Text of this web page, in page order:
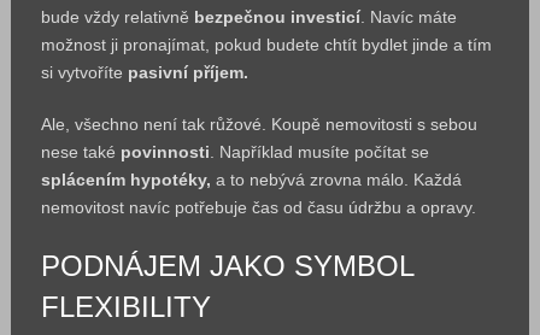
bude vždy relativně bezpečnou investicí. Navíc máte
možnost ji pronajímat, pokud budete chtít bydlet jinde a tím
si vytvoříte pasivní příjem.
Ale, všechno není tak růžové. Koupě nemovitosti s sebou
nese také povinnosti . Například musíte počítat se
splácením hypotéky, a to nebývá zrovna málo. Každá
nemovitost navíc potřebuje čas od času údržbu a opravy.
PODNÁJEM JAKO SYMBOL
FLEXIBILITY